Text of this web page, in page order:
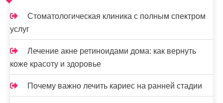
и
с
я
м
Стоматологическая клиника с полным спектром
услуг
Лечение акне ретиноидами дома: как вернуть
коже красоту и здоровье
Почему важно лечить кариес на ранней стадии